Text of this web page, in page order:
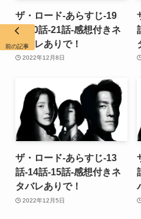
ザ・ロード-あらすじ-19
話-20話-21話-感想付きネ
タバレありで！
2022年12月8日
ザ・ロード-あらすじ-13
話-14話-15話-感想付きネ
タバレありで！
2022年12月5日
前の記事